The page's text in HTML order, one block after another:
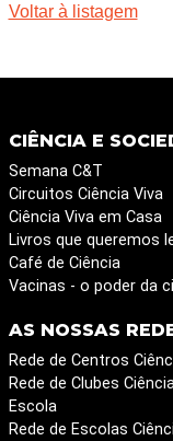
Voltar à listagem
CIÊNCIA E
Semana C&T
Circuitos Ciência Viva
Ciência Viva em Casa
Livros que queremos
Café de Ciência
Vacinas - o poder da
AS NOSSAS
Rede de Centros
Rede de Clubes
Escola
Rede de Escolas